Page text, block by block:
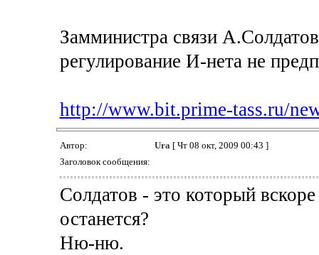
Замминистра связи
регулирование И-нета не
http://www.bit.prime-tass.ru/
Автор: Ura [ Чт 08 окт, 2009 00:43 ]
Заголовок сообщения:
Солдатов - это который
останется?
Ню-ню.